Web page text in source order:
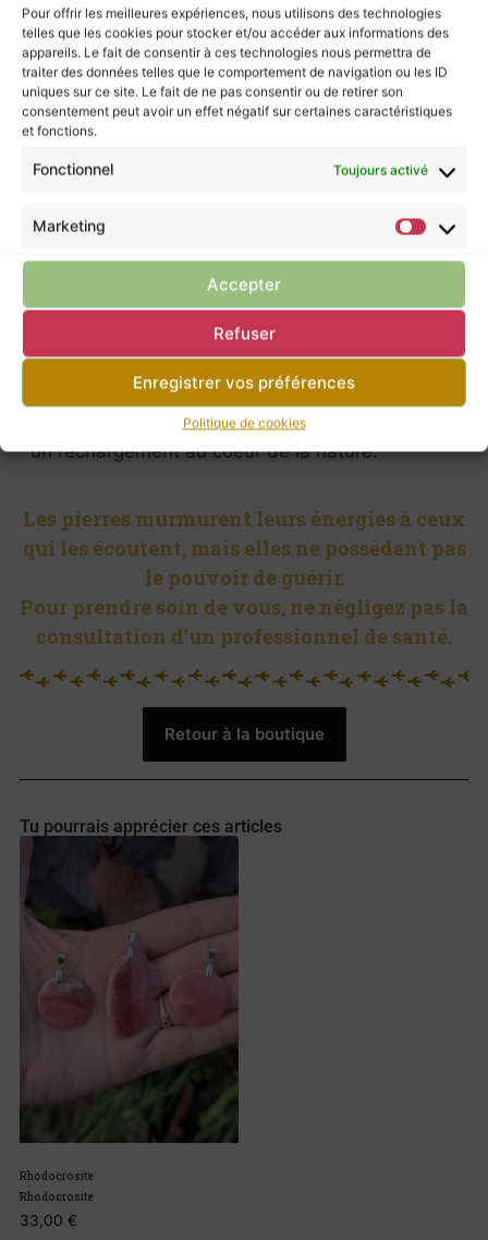
Pour offrir les meilleures expériences, nous utilisons des technologies
telles que les cookies pour stocker et/ou accéder aux informations des
appareils. Le fait de consentir à ces technologies nous permettra de
traiter des données telles que le comportement de navigation ou les ID
uniques sur ce site. Le fait de ne pas consentir ou de retirer son
consentement peut avoir un effet négatif sur certaines caractéristiques
et fonctions.
Fonctionnel Toujours activé
Marketing
Accepter
Refuser
Enregistrer vos préférences
Politique de cookies
À ne pas confondre avec la rhodonite !
La rhodonite et la rhodochrosite sont deux
minéraux très intéressant aux propriétés
uniques, et partagent une racine étymologique
commune, issue du grec ancien
signifie « rose ».
caractéristiques et des usages distincts.
Purification :
ou parfumigation (encens
naturel, palo santo, …)
Rechargement :
– Vous pouvez également
déposer votre pierre sur la terre pour lui assurer
un rechargement au coeur de la nature.
Les pierres murmurent leurs énergies à ceux
qui les écoutent, mais elles ne possèdent pas
le pouvoir de guérir.
Pour prendre soin de vous, ne négligez pas la
consultation d’un professionnel de santé.
Retour à la boutique
Tu pourrais apprécier ces articles
Rhodocrosite
Rhodocrosite
33,00 €